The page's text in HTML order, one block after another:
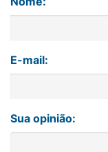
E-mail:
Sua opinião: